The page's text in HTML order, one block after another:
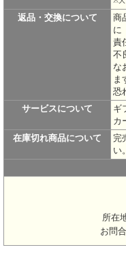
返品・交換について
商
に
責
不
な
ま
恐
サービスについて
ギ
カ
在庫切れ商品について
完
い。
所在
お問